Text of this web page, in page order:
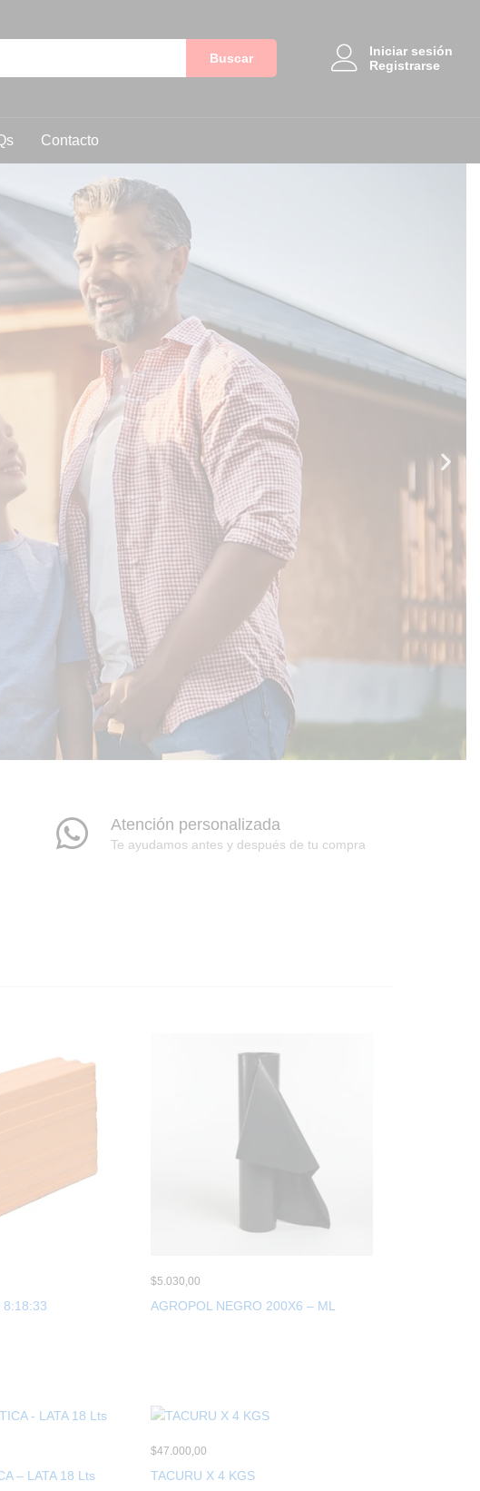
Buscar
Iniciar sesión
Registrarse
Contacto
Atención personalizada
Te ayudamos antes y después de tu compra
8:18:33
$5.030,00
AGROPOL NEGRO 200X6 – ML
– LATA 18 Lts
$47.000,00
TACURU X 4 KGS